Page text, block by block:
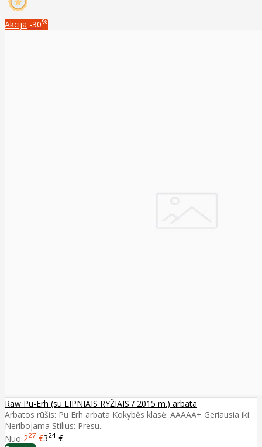
Akcija -30%
Raw Pu-Erh (su LIPNIAIS RYŽIAIS / 2015 m.) arbata
Arbatos rūšis: Pu Erh arbata Kokybės klasė: AAAAA+ Geriausia iki:
Neribojama Stilius: Presu..
Nuo 227 €324 €